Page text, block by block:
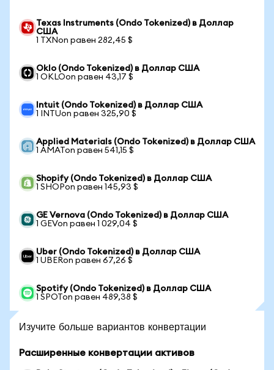
Texas Instruments (Ondo Tokenized) в Доллар
США
1 TXNon равен 282,45 $
Oklo (Ondo Tokenized) в Доллар США
1 OKLOon равен 43,17 $
Intuit (Ondo Tokenized) в Доллар США
1 INTUon равен 325,90 $
Applied Materials (Ondo Tokenized) в Доллар США
1 AMATon равен 541,15 $
Shopify (Ondo Tokenized) в Доллар США
1 SHOPon равен 145,93 $
GE Vernova (Ondo Tokenized) в Доллар США
1 GEVon равен 1 029,04 $
Uber (Ondo Tokenized) в Доллар США
1 UBERon равен 67,26 $
Spotify (Ondo Tokenized) в Доллар США
1 SPOTon равен 489,38 $
Изучите больше вариантов конвертации
Расширенные конвертации активов